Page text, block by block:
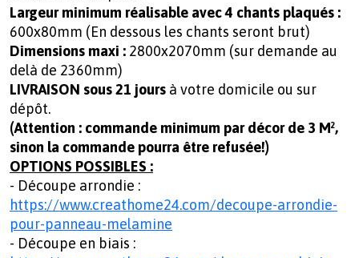
Largeur minimum réalisable avec 4 chants plaqués :
600x80mm (En dessous les chants seront brut)
Dimensions maxi : 2800x2070mm (sur demande au
delà de 2360mm)
LIVRAISON sous 21 jours à votre domicile ou sur
dépôt.
(Attention : commande minimum par décor de 3 M²,
sinon la commande pourra être refusée!)
OPTIONS POSSIBLES :
- Découpe arrondie :
https://www.creathome24.com/decoupe-arrondie-
pour-panneau-melamine
- Découpe en biais :